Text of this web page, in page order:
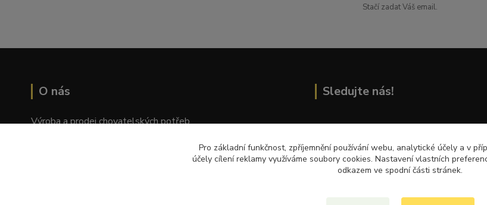
Stačí zadat Váš email.
O nás
Výroba a prodej chovatelských potřeb
Sledujte nás!
Přečtěte si nejnovější články na blogu!
Pro základní funkčnost, zpříjemnění používání webu, analytické účely a v
účely cílení reklamy využíváme soubory cookies. Nastavení vlastních
odkazem ve spodní části stránek.